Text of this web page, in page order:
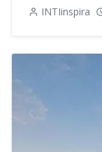
INTIinspira